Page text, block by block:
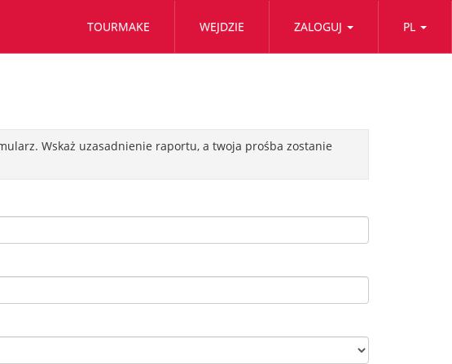
TOURMAKE WEJDZIE ZALOGUJ PL
Wskaż uzasadnienie raportu, a twoja prośba zostanie